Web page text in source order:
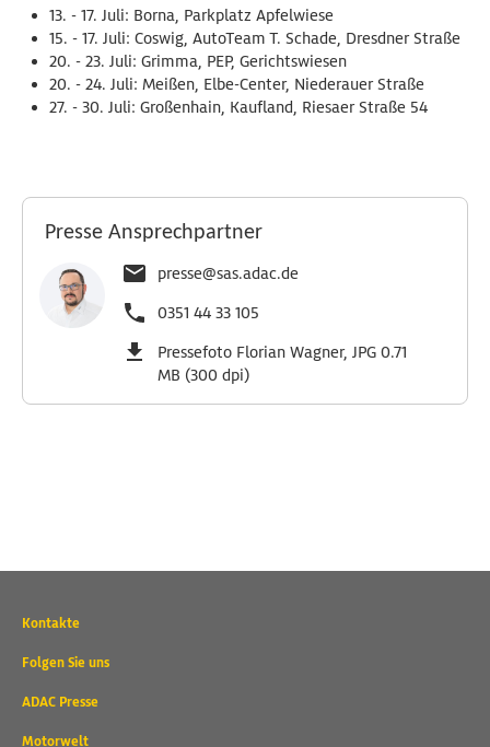
13. - 17. Juli: Borna, Parkplatz Apfelwiese
15. - 17. Juli: Coswig, AutoTeam T. Schade, Dresdner Straße
20. - 23. Juli: Grimma, PEP, Gerichtswiesen
20. - 24. Juli: Meißen, Elbe-Center, Niederauer Straße
27. - 30. Juli: Großenhain, Kaufland, Riesaer Straße 54
Presse Ansprechpartner
presse@sas.adac.de
0351 44 33 105
Pressefoto Florian Wagner, JPG 0.71
MB (300 dpi)
Wichtige
und
Links
Kontakte
Folgen Sie uns
ADAC Presse
Motorwelt